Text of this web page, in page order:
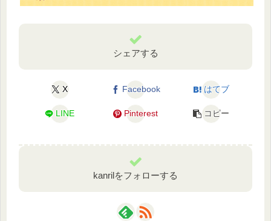
シェアする
X Facebook はてブ
LINE Pinterest コピー
kanrilをフォローする